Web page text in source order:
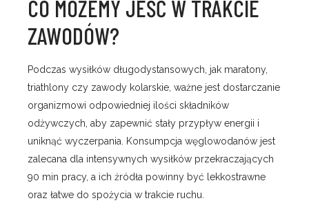
CO MOŻEMY JEŚĆ W TRAKCIE
ZAWODÓW?
Podczas wysiłków długodystansowych, jak maratony,
triathlony czy zawody kolarskie, ważne jest dostarczanie
organizmowi odpowiedniej ilości składników
odżywczych, aby zapewnić stały przypływ energii i
uniknąć wyczerpania. Konsumpcja węglowodanów jest
zalecana dla intensywnych wysiłków przekraczających
90 min pracy, a ich źródła powinny być lekkostrawne
oraz łatwe do spożycia w trakcie ruchu.